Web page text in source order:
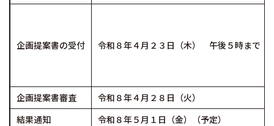
企画提案書の受付 令和８年４月２３日（木） 午後５時まで
企画提案書審査
令和８年４月２８日（火）
結果通知
令和８年５月１日（金）（予定）